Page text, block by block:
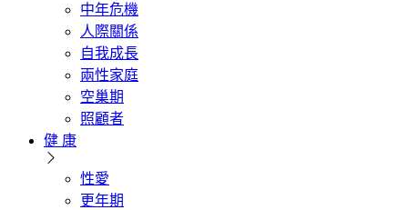
中年危機
人際關係
自我成長
兩性家庭
空巢期
照顧者
健 康
性愛
更年期